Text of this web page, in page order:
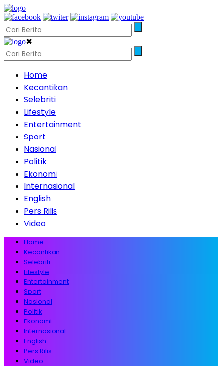
✖
Home
Kecantikan
Selebriti
Lifestyle
Entertainment
Sport
Nasional
Politik
Ekonomi
Internasional
English
Pers Rilis
Video
Home
Kecantikan
Selebriti
Lifestyle
Entertainment
Sport
Nasional
Politik
Ekonomi
Internasional
English
Pers Rilis
Video